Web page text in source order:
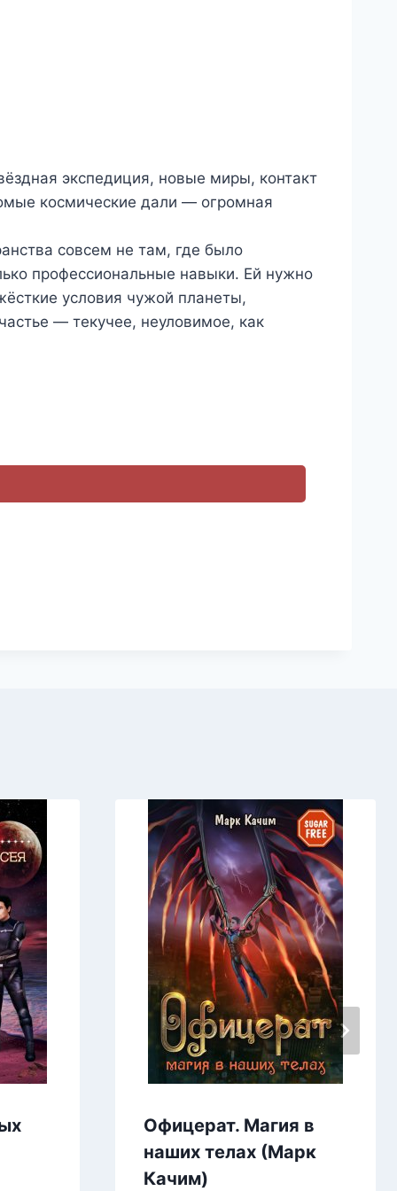
экспедиция, новые миры, контакт
космические дали — огромная
совсем не там, где было
профессиональные навыки. Ей нужно
условия чужой планеты,
— текучее, неуловимое, как
Офицерат. Магия в
наших телах (Марк
Качим)